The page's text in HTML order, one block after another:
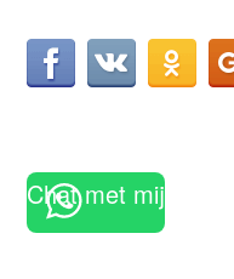
Chat met mij